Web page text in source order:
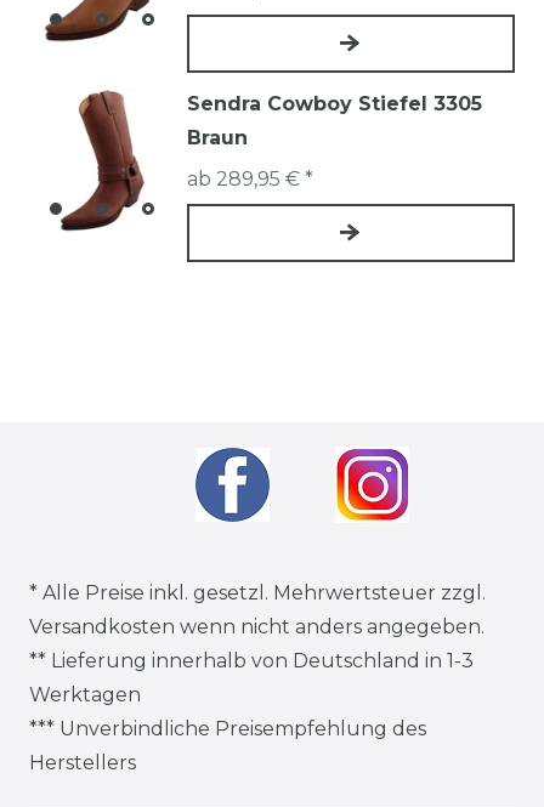
Sendra Cowboy Stiefel 3305
Braun
ab 289,95 € *
* Alle Preise inkl. gesetzl. Mehrwertsteuer zzgl.
Versandkosten wenn nicht anders angegeben.
** Lieferung innerhalb von Deutschland in 1-3
Werktagen
*** Unverbindliche Preisempfehlung des
Herstellers